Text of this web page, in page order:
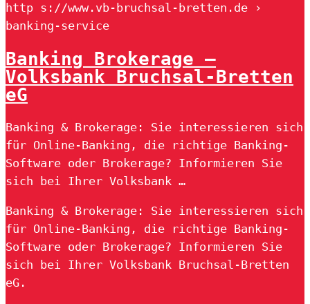
http s://www.vb-bruchsal-bretten.de ›
banking-service
Banking Brokerage –
Volksbank Bruchsal-Bretten
eG
Banking & Brokerage: Sie interessieren sich
für Online-Banking, die richtige Banking-
Software oder Brokerage? Informieren Sie
sich bei Ihrer Volksbank …
Banking & Brokerage: Sie interessieren sich
für Online-Banking, die richtige Banking-
Software oder Brokerage? Informieren Sie
sich bei Ihrer Volksbank Bruchsal-Bretten
eG.